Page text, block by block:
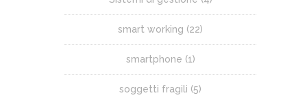
smart working (22)
smartphone (1)
soggetti fragili (5)